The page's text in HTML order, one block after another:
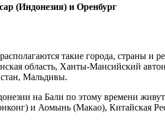
(Индонезия) и Оренбург
такие города, страны и
область, Ханты-Мансийский
Мальдивы.
на Бали по этому времени
и Аомынь (Макао), Китайская